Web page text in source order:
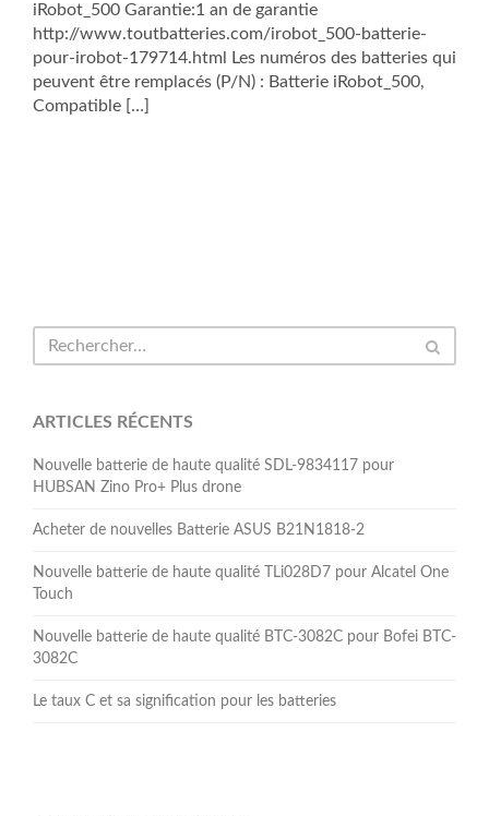
iRobot_500 Garantie:1 an de garantie
http://www.toutbatteries.com/irobot_500-batterie-
pour-irobot-179714.html Les numéros des batteries qui
peuvent être remplacés (P/N) : Batterie iRobot_500,
Compatible […]
ARTICLES RÉCENTS
Nouvelle batterie de haute qualité SDL-9834117 pour
HUBSAN Zino Pro+ Plus drone
Acheter de nouvelles Batterie ASUS B21N1818-2
Nouvelle batterie de haute qualité TLi028D7 pour Alcatel One
Touch
Nouvelle batterie de haute qualité BTC-3082C pour Bofei BTC-
3082C
Le taux C et sa signification pour les batteries